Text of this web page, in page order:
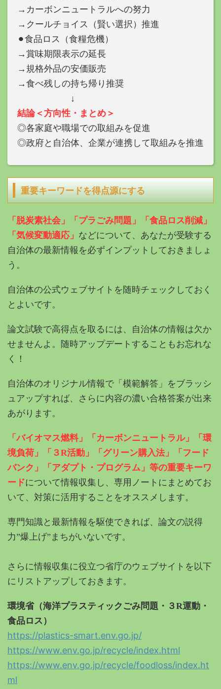
→カーボンニュートラルへの努力
→クールチョイス（賢い選択）推進
⚫︎食品ロス（食糧危機）
→賞味期限表示の延長
→規格外品の安価販売
→食べ残しの持ち帰り推奨
↓
結論＜方向性・まとめ＞
◎各家庭や職場での取組みを促進
◎政府と自治体、企業が連携して取組みを推進
重要キーワードを得点源にする
「脱炭素社会」「プラごみ問題」「食品ロス削減」
「気候変動適応」 などについて、あなたが受験する
自治体の最新情報を必ずインプットしておきましょ
う。
自治体の公式ウェブサイトを随時チェックしておく
とよいです。
論文試験で高得点を取るには、自治体の情報は欠か
せませんよ。随時アップデートすることもお忘れな
く！
自治体のオリジナル情報で「模範解答」をブラッシ
ュアップすれば、さらに内容の濃い合格答案が出来
あがります。
「バイオマス燃料」「カーボンニュートラル」「環
境負荷」「３R活動」「グリーン購入法」「フード
バンク」「アダプト・プログラム」等の重要キーワ
ードについて情報収集し、専用ノートにまとめてお
いて、対策に活用することをオススメします。
専門知識と最新情報を駆使できれば、論文の説得
力”爆上げ”まちがいないです。
さらに情報収集に役立つ省庁のウェブサイトを以下
にリストアップしておきます。
環境省（海洋プラスティックごみ問題・３R運動・
食品ロス）
https://plastics-smart.env.go.jp/
https://www.env.go.jp/recycle/index.html
https://www.env.go.jp/recycle/foodloss/index.ht
ml